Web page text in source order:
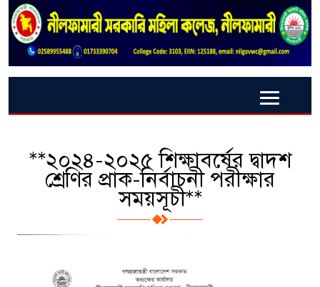
**২০২৪-২০২৫ শিক্ষাবর্ষের দ্বাদশ
শ্রেণির প্রাক-নির্বাচনী পরীক্ষার
সময়সূচী**